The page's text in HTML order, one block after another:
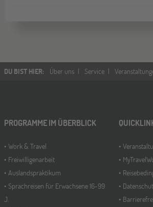
DU BIST HIER: Über uns Service
PROGRAMME IM ÜBERBLICK
Work & Travel
Freiwilligenarbeit
Auslandspraktikum
Sprachreisen für Erwachsene 16-99
J.